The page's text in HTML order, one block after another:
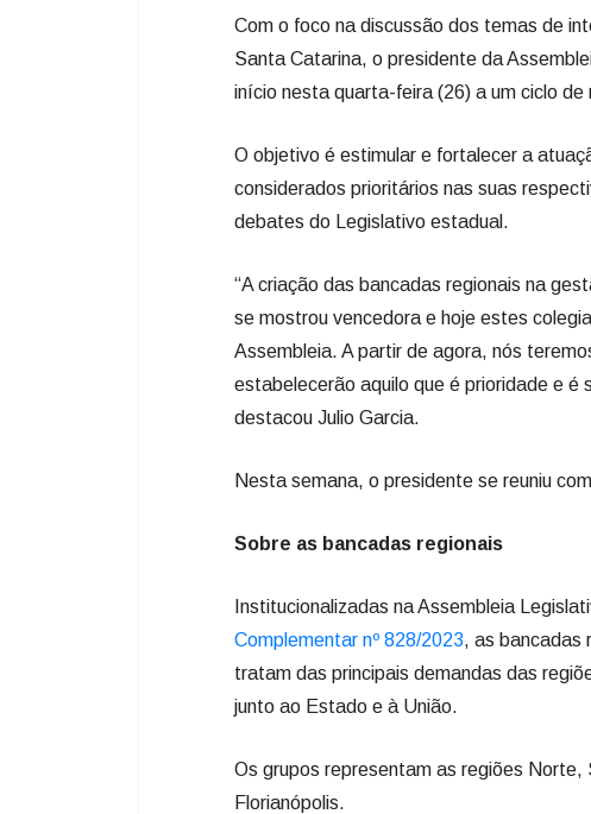
Com o foco na discussão dos temas de
Santa Catarina, o presidente da
início nesta quarta-feira (26) a um ciclo
O objetivo é estimular e fortalecer a
considerados prioritários nas suas
debates do Legislativo estadual.
“A criação das bancadas regionais na
se mostrou vencedora e hoje estes
Assembleia. A partir de agora, nós
estabelecerão aquilo que é prioridade e é
destacou Julio Garcia.
Nesta semana, o presidente se reuniu
Sobre as bancadas regionais
Institucionalizadas na Assembleia
Complementar nº 828/2023, as bancadas
tratam das principais demandas das
junto ao Estado e à União.
Os grupos representam as regiões
Florianópolis.